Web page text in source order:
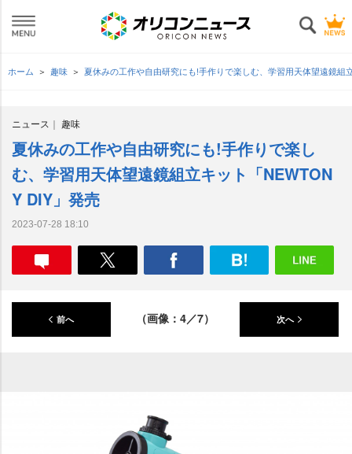
ホーム 趣味 夏休みの工作や自由研究にも!手作りで楽しむ、学習用天体望遠鏡組
ニュース 趣味
夏休みの工作や自由研究にも!手作りで楽し
む、学習用天体望遠鏡組立キット「NEWTON
Y DIY」発売
2023-07-28 18:10
前へ （画像：4／7） 次へ